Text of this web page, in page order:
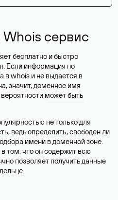
сервис
бесплатно и быстро
Если информация по
в whois и не выдается в
значит, доменное имя
может быть
не только для
ведь определить, свободен ли
имени в доменной зоне.
том, что он содержит всю
позволяет получить данные